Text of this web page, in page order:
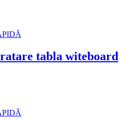
tabla witeboard